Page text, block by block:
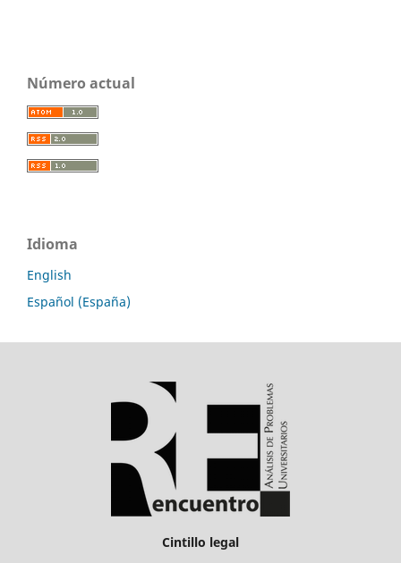
Número actual
Idioma
English
Español (España)
Cintillo legal